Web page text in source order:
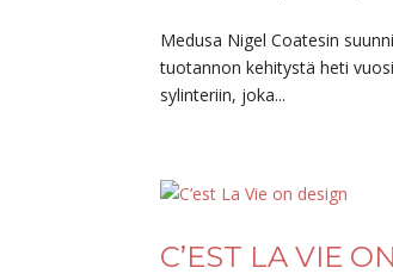
Medusa Nigel Coatesin
tuotannon kehitystä heti
sylinteriin, joka...
C’EST LA VIE